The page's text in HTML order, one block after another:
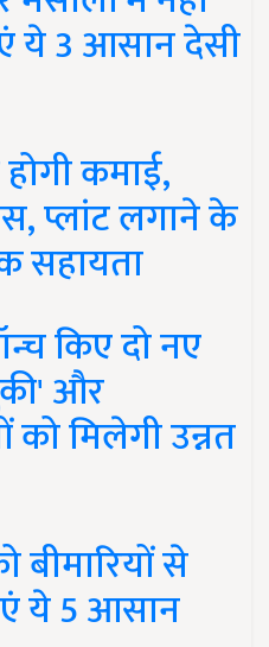
ये 3 आसान देसी
कमाई,
प्लांट लगाने के
सहायता
किए दो नए
और
मिलेगी उन्नत
से
ये 5 आसान